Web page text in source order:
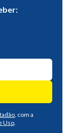
, com a
Uso.